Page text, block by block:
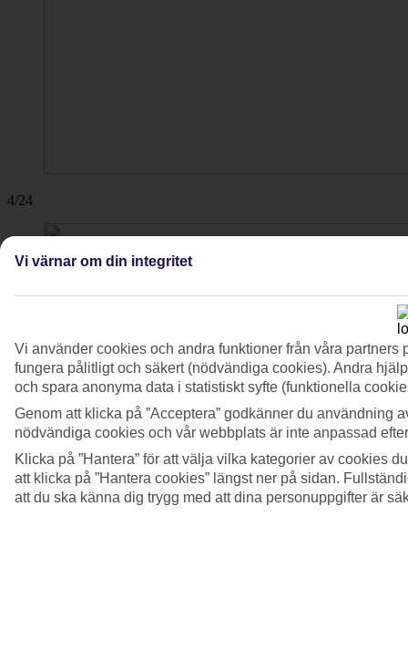
4/24
Vi värnar om din integritet
Vi använder cookies och andra funktioner från våra
fungera pålitligt och säkert (nödvändiga cookies). Andra
och spara anonyma data i statistiskt syfte (funktionella
Genom att klicka på ”Acceptera” godkänner du användning
nödvändiga cookies och vår webbplats är inte anpassad
Klicka på ”Hantera” för att välja vilka kategorier av cookies
att klicka på ”Hantera cookies” längst ner på sidan.
att du ska känna dig trygg med att dina personuppgifter är